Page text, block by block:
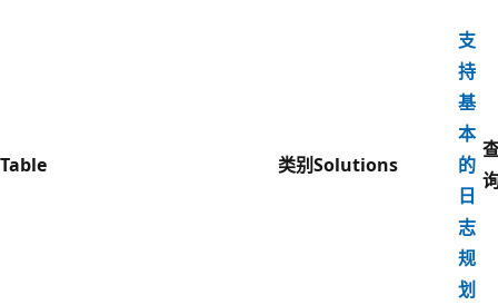
Table 类别Solutions
支
持
基
本
的
日
志
规
划